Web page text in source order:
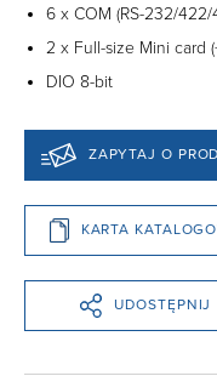
6 x COM (RS-232/422/
2 x Full-size Mini card
DIO 8-bit
ZAPYTAJ O
KARTA
UDOSTĘPNIJ